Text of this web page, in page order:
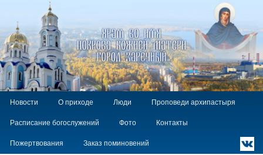
Храм Покрова Божией Матери г.
Заречный
Главное
Перейти
основному
содержимому
Новости О приходе Люди Проповеди архипастыря
Расписание богослужений Фото Контакты
Пожертвования Заказ поминовений
`